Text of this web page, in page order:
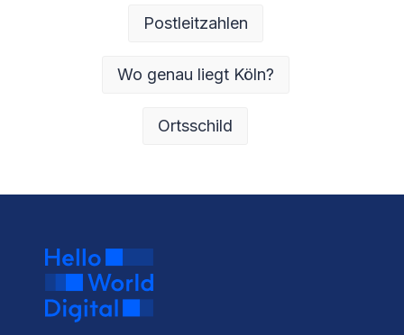
Postleitzahlen
Wo genau liegt Köln?
Ortsschild